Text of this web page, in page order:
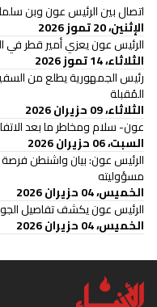
اتصال بين الرئيس عون وبن
الإثنين، 20 تموز 2026
الرئيس عون يعزي أمير قطر في
الثلاثاء، 14 تموز 2026
رئيس الجمهورية يطلع من
المُقبلة
الثلاثاء، 09 حزيران 2026
عون- سلام ومخاطر ما بعد
السبت، 06 حزيران 2026
الرئيس عون: بيان واشنطن
مسؤوليته
الخميس، 04 حزيران 2026
الرئيس عون يكشف تفاصيل
الخميس، 04 حزيران 2026